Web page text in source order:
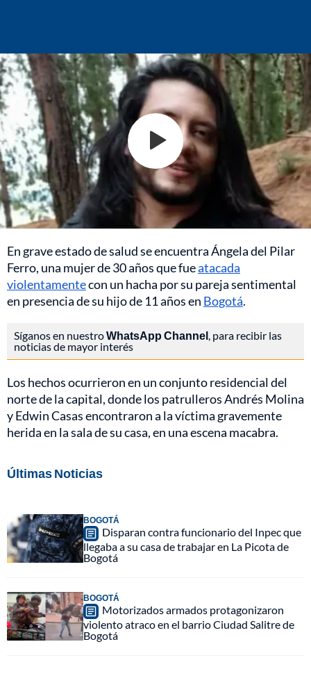
En grave estado de salud se encuentra Ángela del Pilar
Ferro, una mujer de 30 años que fueatacada
violentamentecon un hacha por su pareja sentimental
en presencia de su hijo de 11 años en Bogotá.
Síganos en nuestroWhatsApp Channel , para recibir las
noticias de mayor interés
Los hechos ocurrieron en un conjunto residencial del
norte de la capital, donde los patrulleros Andrés Molina
y Edwin Casas encontraron a la víctima gravemente
herida en la sala de su casa, en una escena macabra.
Últimas Noticias
BOGOTÁ
Disparan contra funcionario del Inpec que
llegaba a su casa de trabajar en La Picota de
Bogotá
BOGOTÁ
Motorizados armados protagonizaron
violento atraco en el barrio Ciudad Salitre de
Bogotá